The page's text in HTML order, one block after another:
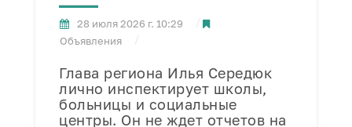
28 июля 2026 г. 10:29
Объявления
Глава региона Илья Середюк
лично инспектирует школы,
больницы и социальные
центры. Он не ждет отчетов на